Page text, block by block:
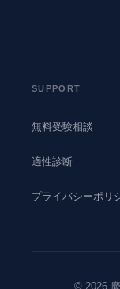
SUPPORT
無料受験相談
適性診断
プライバシーポリ
© 2026